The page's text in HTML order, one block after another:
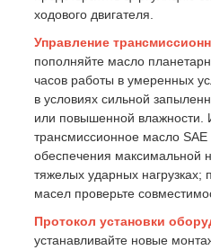
ходового двигателя.
Управление
пополняйте масло
часов работы в умеренных
в условиях сильной
или повышенной влажности.
трансмиссионное масло
обеспечения максимальной
тяжелых ударных нагрузках;
масел проверьте
Протокол установки
устанавливайте новые